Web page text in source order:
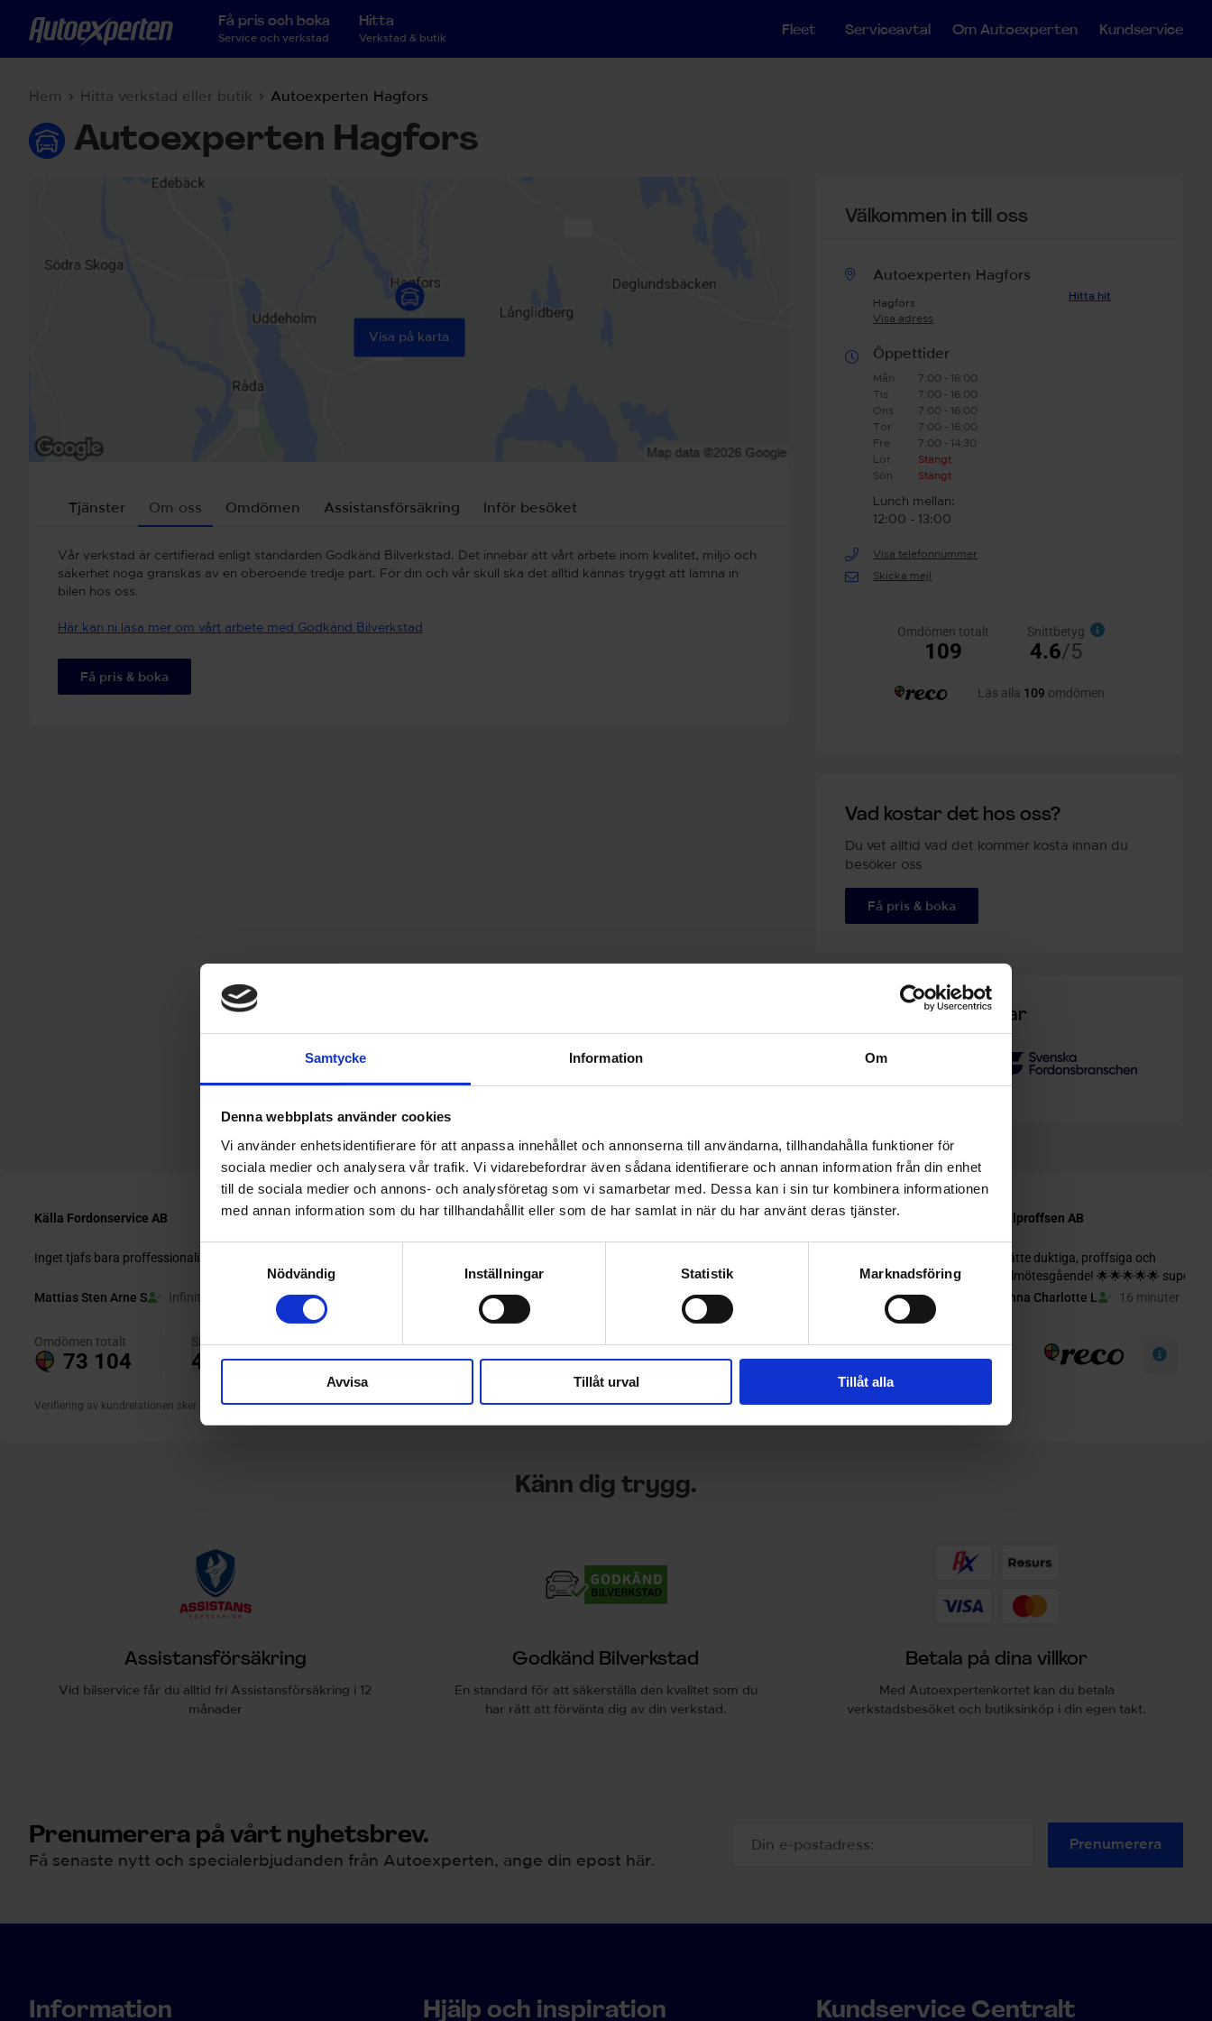
Samtycke Information Om
Denna webbplats använder cookies
Vi använder enhetsidentifierare för att anpassa innehållet och annonserna till användarna, tillhandahålla funktioner för
sociala medier och analysera vår trafik. Vi vidarebefordrar även sådana identifierare och annan information från din enhet
till de sociala medier och annons- och analysföretag som vi samarbetar med. Dessa kan i sin tur kombinera informationen
med annan information som du har tillhandahållit eller som de har samlat in när du har använt deras tjänster.
Nödvändig
Inställningar Statistik Marknadsföring
Avvisa Tillåt urval Tillåt alla
Få pris och boka
Service och verkstad
Hitta
Verkstad & butik Fleet Serviceavtal Om Autoexperten Kundservice
Hem Hitta verkstad eller butik Autoexperten Hagfors
Autoexperten Hagfors
Visa på karta
Tjänster Om oss Omdömen Assistansförsäkring Inför besöket
Vår verkstad är certifierad enligt standarden Godkänd Bilverkstad. Det innebär att vårt arbete inom kvalitet, miljö och
säkerhet noga granskas av en oberoende tredje part. För din och vår skull ska det alltid kännas tryggt att lämna in
bilen hos oss.
Här kan ni läsa mer om vårt arbete med Godkänd Bilverkstad
Få pris & boka
Välkommen in till oss
Autoexperten Hagfors
Hagfors
Visa adress
Hitta hit
Öppettider
Mån
7:00 - 16:00
Tis
7:00 - 16:00
Ons
7:00 - 16:00
Tor
7:00 - 16:00
Fre
7:00 - 14:30
Lör
Stängt
Sön
Stängt
Lunch mellan:
12:00 - 13:00
Visa telefonnummer
Skicka mejl
Vad kostar det hos oss?
Du vet alltid vad det kommer kosta innan du
besöker oss
Få pris & boka
Kvalitetsmärkningar
Känn dig trygg.
Assistansförsäkring
Vid bilservice får du alltid fri Assistansförsäkring i 12
månader
Godkänd Bilverkstad
En standard för att säkerställa den kvalitet som du
har rätt att förvänta dig av din verkstad.
Betala på dina villkor
Med Autoexpertenkortet kan du betala
verkstadsbesöket och butiksinköp i din egen takt.
Prenumerera på vårt nyhetsbrev.
Få senaste nytt och specialerbjudanden från Autoexperten, ange din epost här.
Prenumerera
Information Hjälp och inspiration Kundservice Centralt